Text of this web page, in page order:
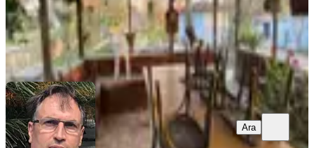
Körfez Emlak Hüseyin Çalışkan
Ara